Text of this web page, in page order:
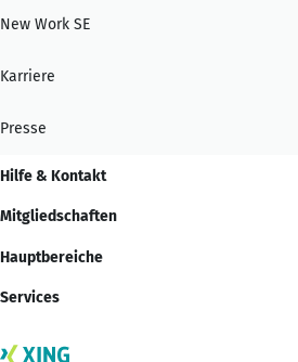
New Work SE
Karriere
Presse
Hilfe & Kontakt
Mitgliedschaften
Hauptbereiche
Services